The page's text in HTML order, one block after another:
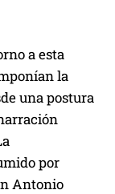
a esta
la
una postura
por
Antonio